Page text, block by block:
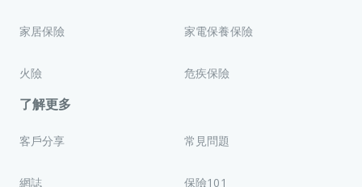
家居保險 家電保養保險
火險 危疾保險
了解更多
客戶分享 常見問題
網誌 保險101